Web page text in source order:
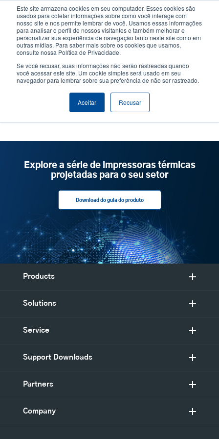
Este site armazena cookies em seu computador. Esses cookies são
usados para coletar informações sobre como você interage com
nosso site e nos permite lembrar de você. Usamos essas informações
para analisar o perfil de nossos visitantes e também melhorar e
personalizar sua experiência de navegação tanto neste site como em
outras mídias. Para saber mais sobre os cookies que usamos,
consulte nossa Política de Privacidade.
Se você recusar, suas informações não serão rastreadas quando
você acessar este site. Um cookie simples será usado em seu
navegador para lembrar sobre sua preferência de não ser rastreado.
Aceitar Recusar
conteúdo
principal
User
account
User
Header
Seletor de Produto Contactar Vendas
nosso time
Explore a série de impressoras térmicas
projetadas para o seu setor
Download do guia do produto
Products
Solutions
Service
Support Downloads
Partners
Company